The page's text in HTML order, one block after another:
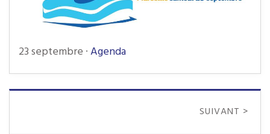
23 septembre · Agenda
SUIVANT >